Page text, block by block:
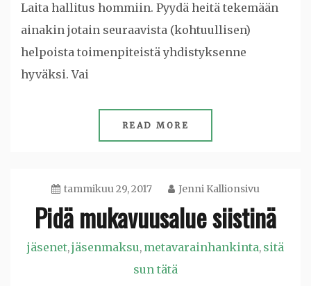
Laita hallitus hommiin. Pyydä heitä tekemään
ainakin jotain seuraavista (kohtuullisen)
helpoista toimenpiteistä yhdistyksenne
hyväksi. Vai
READ MORE
tammikuu 29, 2017 Jenni Kallionsivu
Pidä mukavuusalue siistinä
jäsenet,jäsenmaksu, metavarainhankinta, sitä
sun tätä